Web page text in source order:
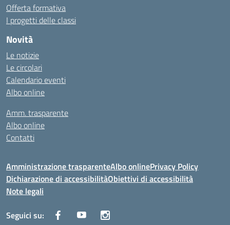
Offerta formativa
I progetti delle classi
Novità
Le notizie
Le circolari
Calendario eventi
Albo online
Amm. trasparente
Albo online
Contatti
Amministrazione trasparenteAlbo onlinePrivacy Policy
Dichiarazione di accessibilitàObiettivi di accessibilità
Note legali
Seguici su: